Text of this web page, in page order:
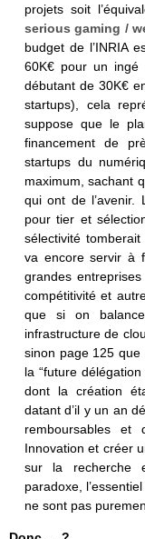
projets soit
serious gaming /
budget de l’INRIA
60K€ pour un
débutant de 30K€
startups), cela
suppose que le
financement de
startups du
maximum, sachant
qui ont de l’avenir.
pour tier et
sélectivité
va encore servir à
grandes
compétitivité et
que si on
infrastructure de
sinon page 125
la “future
dont la création
datant d’il y un an
remboursables et
Innovation et créer
sur la recherche
paradoxe,
ne sont pas